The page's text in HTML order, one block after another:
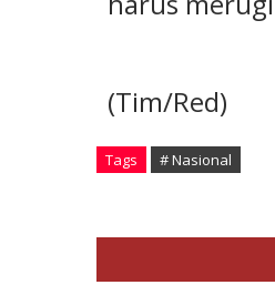
(Tim/Red)
Tags # Nasional